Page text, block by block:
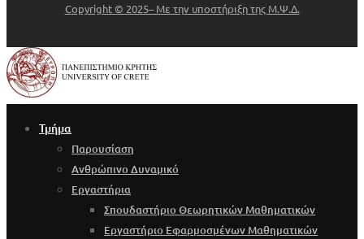
Copyright © 2025– Με την υποστήριξη της Μ.Ψ.Δ.
Τμήμα
Παρουσίαση
Ανθρώπινο Δυναμικό
Εργαστήρια
Σπουδαστήριο Θεωρητικών Μαθηματικών
Εργαστήριο Εφαρμοσμένων Μαθηματικών